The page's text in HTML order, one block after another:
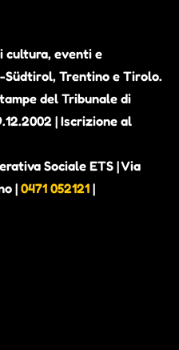
cultura, eventi e
Trentino e Tirolo.
del Tribunale di
| Iscrizione al
Sociale ETS | Via
|0471 052121 |